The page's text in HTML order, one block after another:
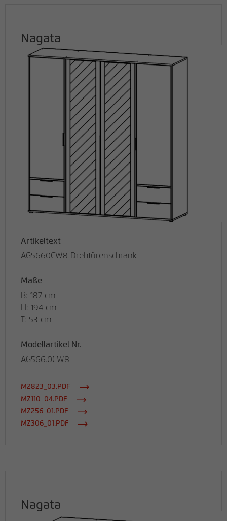
Nagata
Artikeltext
AG5660CW8 Drehtürenschrank
Maße
B: 187 cm
H: 194 cm
T: 53 cm
Modellartikel Nr.
AG566.0CW8
M2823_03.PDF
MZ110_04.PDF
MZ256_01.PDF
MZ306_01.PDF
Nagata